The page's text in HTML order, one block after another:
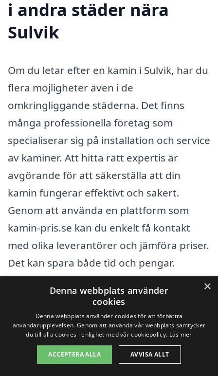
i andra städer nära
Sulvik
Om du letar efter en kamin i Sulvik, har du
flera möjligheter även i de
omkringliggande städerna. Det finns
många professionella företag som
specialiserar sig på installation och service
av kaminer. Att hitta rätt expertis är
avgörande för att säkerställa att din
kamin fungerar effektivt och säkert.
Genom att använda en plattform som
kamin-pris.se kan du enkelt få kontakt
med olika leverantörer och jämföra priser.
Det kan spara både tid och pengar.
När du letar efter en kamin i Sulvik, kan du
överväga att kontakta företag i
närliggande städer såsom:
Arvika
×
Denna webbplats använder
cookies
Denna webbplats använder cookies för att förbättra
användarupplevelsen. Genom att använda vår webbplats samtycker
du till alla cookies i enlighet med vår cookiepolicy. Läs mer
ACCEPTERA ALLA AVVISA ALLT